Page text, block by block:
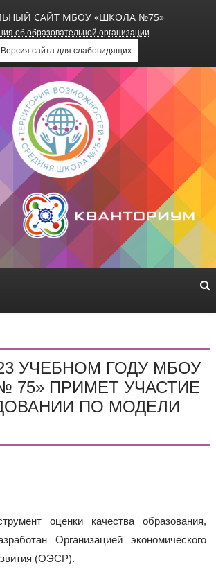
САЙТ МБОУ «ШКОЛА №75»
об образовательной организации
Версия сайта для слабовидящих
сайт МБОУ
№75»
УЧЕБНОМ ГОДУ МБОУ
75» ПРИМЕТ УЧАСТИЕ
ПО МОДЕЛИ
оценки качества образования,
Организацией экономического
(ОЭСР).